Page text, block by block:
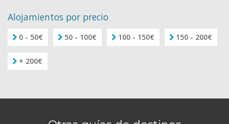
Alojamientos por precio
0 - 50€ 50 - 100€ 100 - 150€ 150 - 200€
+ 200€